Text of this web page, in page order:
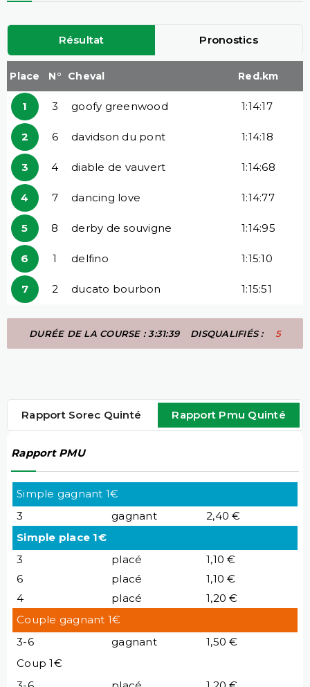
Résultat Pronostics
Place N° Cheval Red.km
1 3 goofy greenwood 1:14:17
2 6 davidson du pont 1:14:18
3 4 diable de vauvert 1:14:68
4 7 dancing love 1:14:77
5 8 derby de souvigne 1:14:95
6 1 delfino 1:15:10
7 2 ducato bourbon 1:15:51
DURÉE DE LA COURSE : 3:31:39 DISQUALIFIÉS : 5
Rapport Sorec Quinté Rapport Pmu Quinté
Rapport PMU
Simple gagnant 1€
3
gagnant
2,40 €
Simple place 1€
3
placé
1,10 €
6
placé
1,10 €
4
placé
1,20 €
Couple gagnant 1€
3-6
gagnant
1,50 €
Coup 1€